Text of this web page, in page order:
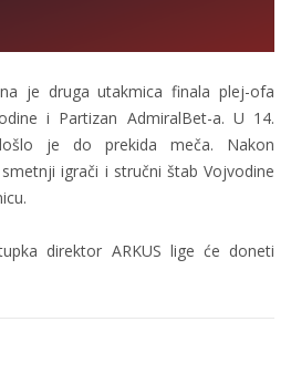
je druga utakmica finala plej-ofa
i Partizan AdmiralBet-a. U 14.
je do prekida meča. Nakon
igrači i stručni štab Vojvodine
direktor ARKUS lige će doneti